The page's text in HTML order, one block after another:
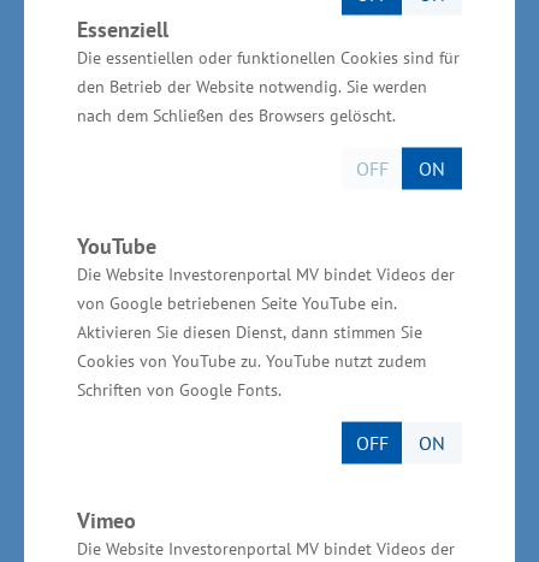
Essenziell
Die essentiellen oder funktionellen Cookies sind für
den Betrieb der Website notwendig. Sie werden
nach dem Schließen des Browsers gelöscht.
OFF ON
YouTube
Die Website Investorenportal MV bindet Videos der
von Google betriebenen Seite YouTube ein.
Aktivieren Sie diesen Dienst, dann stimmen Sie
Cookies von YouTube zu. YouTube nutzt zudem
Schriften von Google Fonts.
OFF ON
Vimeo
Die Website Investorenportal MV bindet Videos der
mitnehmen will und die Entwicklung der
Bärenpopulation in Europa aufzeigen soll. Der
Pfad präsentiert unter anderem Mythen, Fabeln
und Legenden rund um den Bären und
erläutert die heimische Fauna und Flora. „Die
wichtige Bausteine für die Erweiterung
saisonverlängernder Angebote. Als touristisches
Aushängeschild wirkt die Anlage weit über die
Region hinaus“, sagte Glawe.
Wirtschaftsministerium
Die Gesamtinvestitionen für die Baumaßnahme